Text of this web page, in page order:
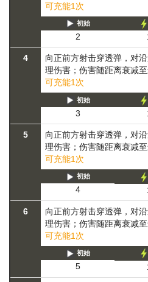
可充能1次
初始
2
4 向正前方射击穿透弹，对
理伤害；伤害随距离衰减
可充能1次
初始
3
5 向正前方射击穿透弹，对
理伤害；伤害随距离衰减
可充能1次
初始
4
6 向正前方射击穿透弹，对
理伤害；伤害随距离衰减
可充能1次
初始
5